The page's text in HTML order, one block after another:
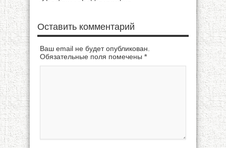
Оставить комментарий
Ваш email не будет опубликован.
Обязательные поля помечены *